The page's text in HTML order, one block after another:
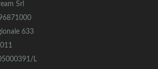
Srl
633
L